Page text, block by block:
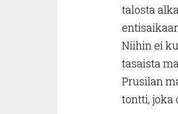
talosta
Niihin ei
tasaista
Prusilan
tontti, joka